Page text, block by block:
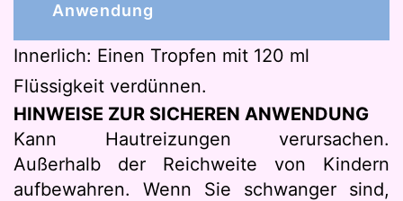
Anwendung
Innerlich: Einen Tropfen mit 120 ml
Flüssigkeit verdünnen.
HINWEISE ZUR SICHEREN ANWENDUNG
Kann Hautreizungen verursachen.
Außerhalb der Reichweite von Kindern
aufbewahren. Wenn Sie schwanger sind,